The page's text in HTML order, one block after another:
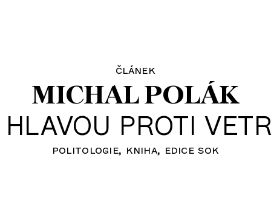
článek
MICHAL POLÁK
HLAVOU PROTI
politologie kniha edice sok